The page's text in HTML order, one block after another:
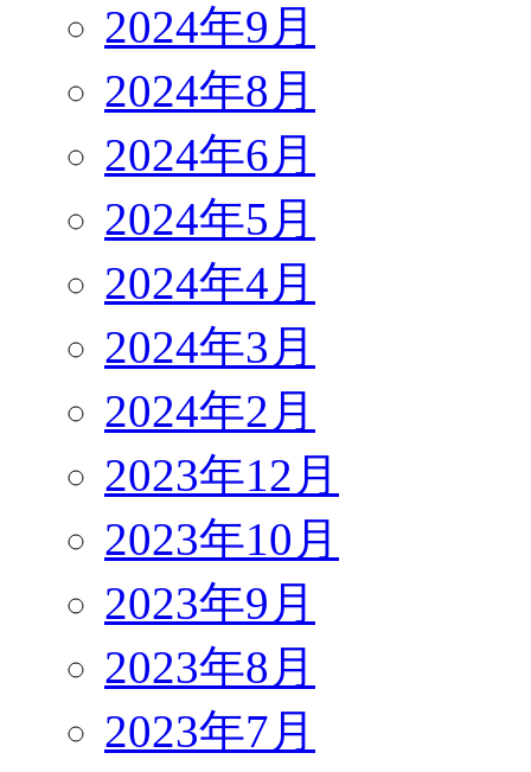
2024年9月
2024年8月
2024年6月
2024年5月
2024年4月
2024年3月
2024年2月
2023年12月
2023年10月
2023年9月
2023年8月
2023年7月